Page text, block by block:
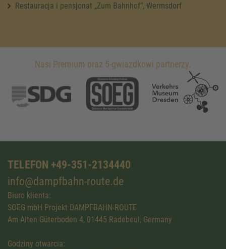
Restauracja i pensjonat „Zum Bahnhof”, Wermsdorf
Nasi Premium oraz 5-gwiazdkowi partnerzy.
TELEFON +49-351-2134440
info@dampfbahn-route.de
Biuro klienta:
SOEG mbH Projekt DAMPFBAHN-ROUTE
Am Alten Güterboden 4, 01445 Radebeul, Germany
Godziny otwarcia: